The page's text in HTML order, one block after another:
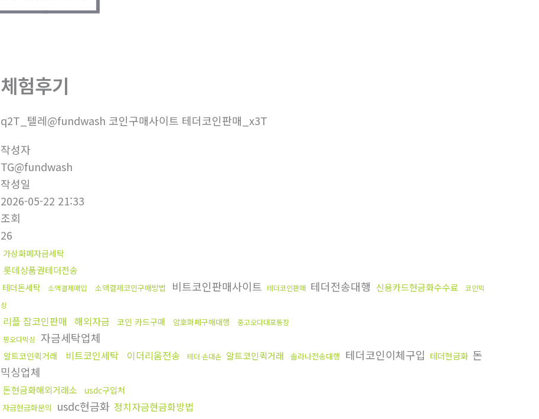
체험후기
q2T_텔레@fundwash 코인구매사이트 테더코인판매_x3T
작성자
TG@fundwash
작성일
2026-05-22 21:33
조회
26
가상화폐자금세탁
롯데상품권테더전송
테더돈세탁 소액결제매입 소액결제코인구매방법 비트코인판매사이트 테더코인판매 테더전송대행 신용카드현금화수수료
코인믹
싱
리플 잡코인판매 해외자금 코인 카드구매 암호화폐구매대행
중고오다대포통장
핑오다믹싱
자금세탁업체
알트코인퀵거래 비트코인세탁 이더리움전송 테더 손대손 알트코인퀵거래 솔라나전송대행 테더코인이체구입 테더현금화 돈
믹싱업체
돈현금화해외거래소 usdc구입처
자금현금화문의 usdc현금화 정치자금현금화방법